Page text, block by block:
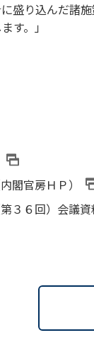
盛り込んだ諸
す。」
閣官房ＨＰ）
３６回）会議資